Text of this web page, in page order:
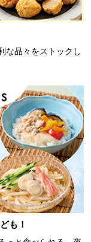
な品々をストックし
も！